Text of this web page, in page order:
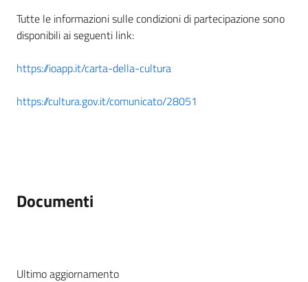
Tutte le informazioni sulle condizioni di partecipazione sono
disponibili ai seguenti link:
https://ioapp.it/carta-della-cultura
https://cultura.gov.it/comunicato/28051
Documenti
Ultimo aggiornamento